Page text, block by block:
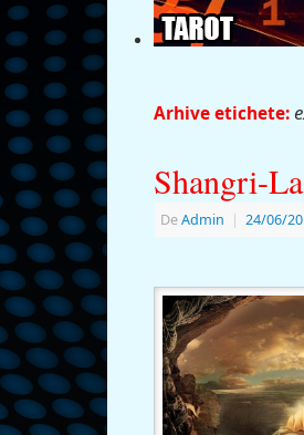
Arhive etichete:
Shangri-La
DeAdmin | 24/06/